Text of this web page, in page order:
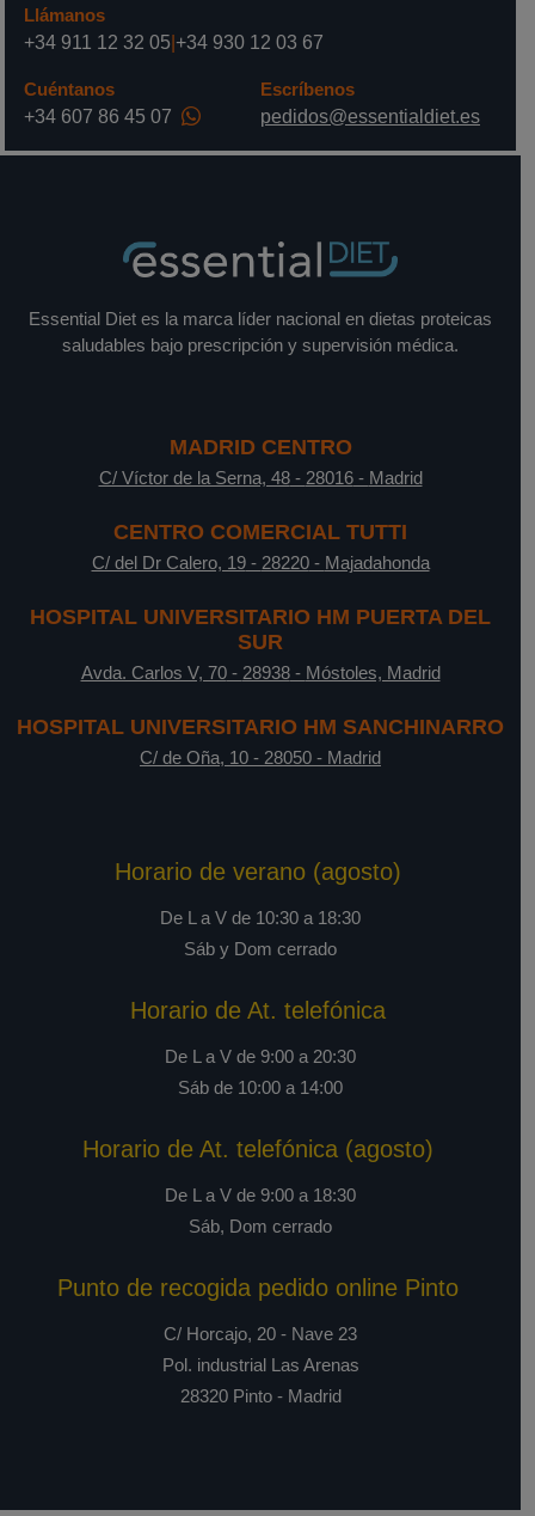
Llámanos
+34 911 12 32 05 +34 930 12 03 67
Cuéntanos
+34 607 86 45 07
Escríbenos
pedidos@essentialdiet.es
Essential Diet es la marca líder nacional en dietas proteicas
saludables bajo prescripción y supervisión médica.
MADRID CENTRO
C/ Víctor de la Serna, 48- 28016- Madrid
CENTRO COMERCIAL TUTTI
C/ del Dr Calero, 19- 28220- Majadahonda
HOSPITAL UNIVERSITARIO HM PUERTA DEL
SUR
Avda. Carlos V, 70- 28938- Móstoles, Madrid
HOSPITAL UNIVERSITARIO HM SANCHINARRO
C/ de Oña, 10 - 28050 - Madrid
Horario de verano (agosto)
De L a V de 10:30 a 18:30
Sáb y Dom cerrado
Horario de At. telefónica
De L a V de 9:00 a 20:30
Sáb de 10:00 a 14:00
Horario de At. telefónica (agosto)
De L a V de 9:00 a 18:30
Sáb, Dom cerrado
Punto de recogida pedido online Pinto
C/ Horcajo, 20 - Nave 23
Pol. industrial Las Arenas
28320 Pinto - Madrid